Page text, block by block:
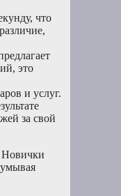
что
это
и услуг.
за свой
Новички